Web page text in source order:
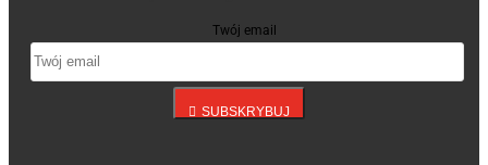
Twój email
SUBSKRYBUJ